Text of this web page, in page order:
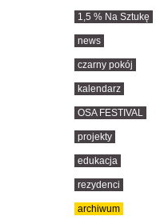
1,5 % Na Sztukę
news
czarny pokój
kalendarz
OSA FESTIVAL
projekty
edukacja
rezydenci
archiwum